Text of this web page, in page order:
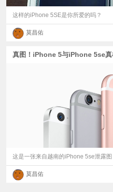
这样的iPhone 5SE是你所爱的吗？
莫昌佑
真图！iPhone 5与iPhone 5se真
这是一张来自越南的iPhone 5se泄露图
莫昌佑